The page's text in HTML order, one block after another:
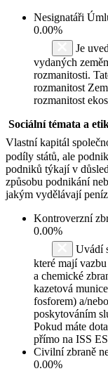
Nesignatáři
0.00%
Je
vydaných
rozmanitosti.
rozmanitost
rozmanitost
Sociální témata a
Vlastní kapitál
podíly států, ale
podniků týkají v
způsobu podnikání
jakým vydělávají
Kontroverzní
0.00%
Uvádí
které mají
a chemické
kazetová
fosforem) a/
poskytováním
Pokud máte
přímo na ISS
Civilní zbraně
0.00%